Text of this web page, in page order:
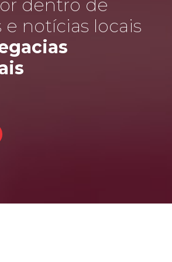
dentro de
e notícias locais